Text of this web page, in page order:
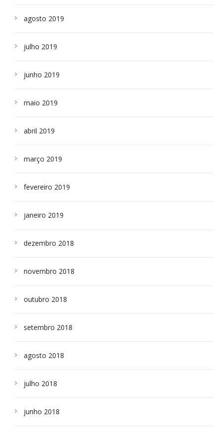
agosto 2019
julho 2019
junho 2019
maio 2019
abril 2019
março 2019
fevereiro 2019
janeiro 2019
dezembro 2018
novembro 2018
outubro 2018
setembro 2018
agosto 2018
julho 2018
junho 2018